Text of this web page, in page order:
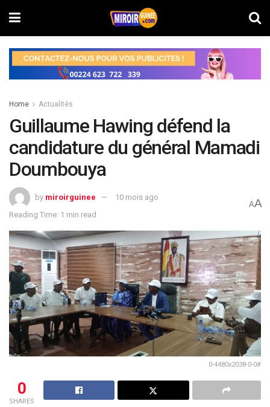
Home Actualités
Guillaume Hawing défend la
candidature du général Mamadi
Doumbouya
by miroirguinee
10 mois ago
Reading Time: 1 min read
AA
0-4480x2038-0-0#
0
SHARES